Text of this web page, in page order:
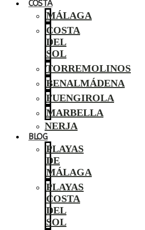
COSTA
MÁLAGA
COSTA
DEL
SOL
TORREMOLINOS
BENALMÁDENA
FUENGIROLA
MARBELLA
NERJA
BLOG
PLAYAS
DE
MÁLAGA
PLAYAS
COSTA
DEL
SOL